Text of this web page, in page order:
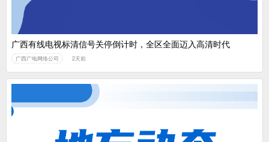
广西有线电视标清信号关停倒计时，全区全面迈入高清时代
广西广电网络公司 2天前